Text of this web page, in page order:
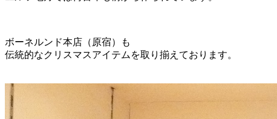
ボーネルンド本店（原宿）も
伝統的なクリスマスアイテムを取り揃えております。